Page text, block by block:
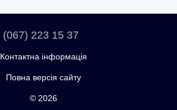
(067) 223 15 37
Контактна інформація
Повна версія сайту
© 2026